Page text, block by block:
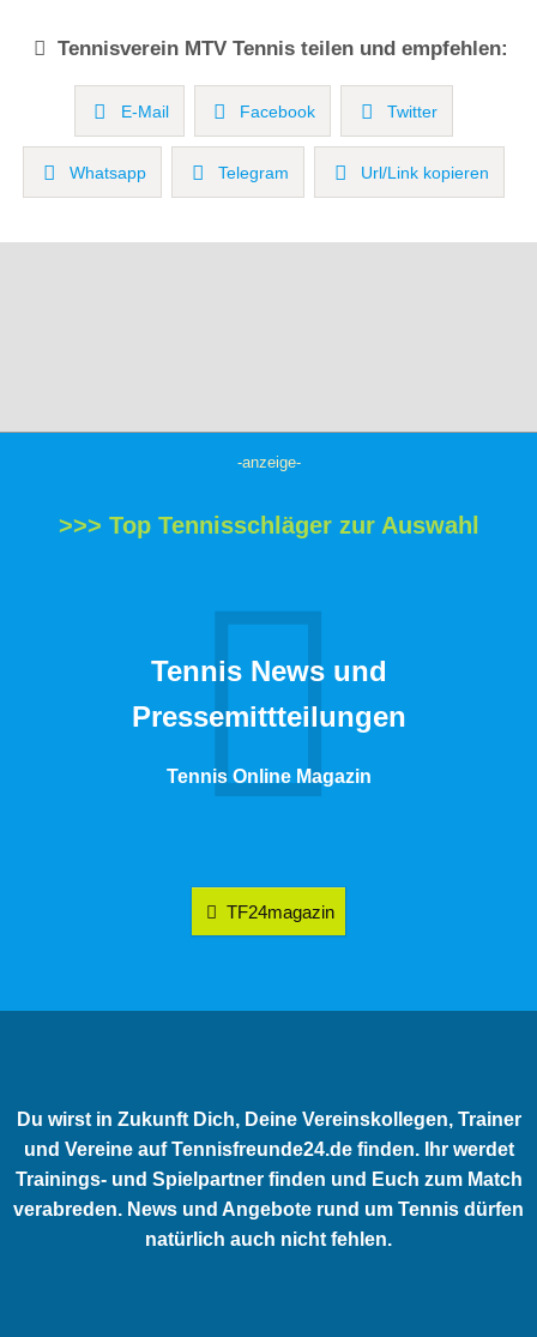
Tennisverein MTV Tennisteilen und empfehlen:
E-Mail Facebook Twitter
Whatsapp Telegram Url/Link kopieren
-anzeige-
>>> Top Tennisschläger zur Auswahl
Tennis News und
Pressemittteilungen
Tennis Online Magazin
TF24magazin
Du wirst in Zukunft Dich, Deine Vereinskollegen, Trainer
und Vereine auf Tennisfreunde24.de finden. Ihr werdet
Trainings- und Spielpartner finden und Euch zum Match
verabreden. News und Angebote rund um Tennis dürfen
natürlich auch nicht fehlen.